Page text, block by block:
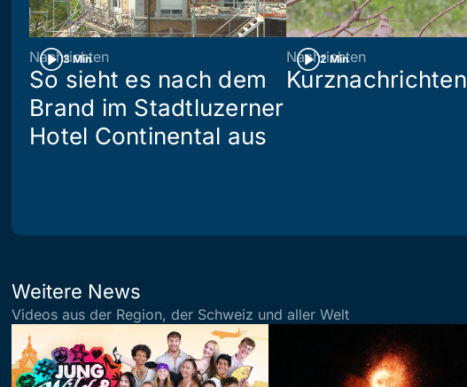
3 Min
Nachrichten
So sieht es nach dem
Brand im Stadtluzerner
Hotel Continental aus
2 Min
Nachrichten
Kurznachrichten
Weitere News
Videos aus der Region, der Schweiz und aller Welt